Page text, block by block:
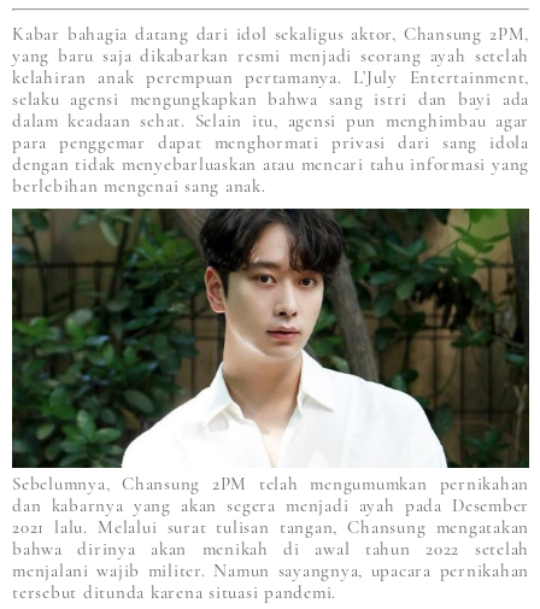
Kabar bahagia datang dari idol sekaligus aktor, Chansung 2PM,
yang baru saja dikabarkan resmi menjadi seorang ayah setelah
kelahiran anak perempuan pertamanya. L’July Entertainment,
selaku agensi mengungkapkan bahwa sang istri dan bayi ada
dalam keadaan sehat. Selain itu, agensi pun menghimbau agar
para penggemar dapat menghormati privasi dari sang idola
dengan tidak menyebarluaskan atau mencari tahu informasi yang
berlebihan mengenai sang anak.
Sebelumnya, Chansung 2PM telah mengumumkan pernikahan
dan kabarnya yang akan segera menjadi ayah pada Desember
2021 lalu. Melalui surat tulisan tangan, Chansung mengatakan
bahwa dirinya akan menikah di awal tahun 2022 setelah
menjalani wajib militer. Namun sayangnya, upacara pernikahan
tersebut ditunda karena situasi pandemi.